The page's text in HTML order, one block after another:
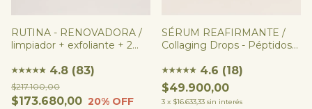
RUTINA - RENOVADORA /
limpiador + exfoliante + 2
★★★★★
★ 4.8 (83)
$173.680,00
$217.100,00
20% OFF
SÉRUM REAFIRMANTE /
Collaging Drops - Péptidos
★★★★★
★ 4.6 (18)
$49.900,00
3 x $16.633,33 sin interés